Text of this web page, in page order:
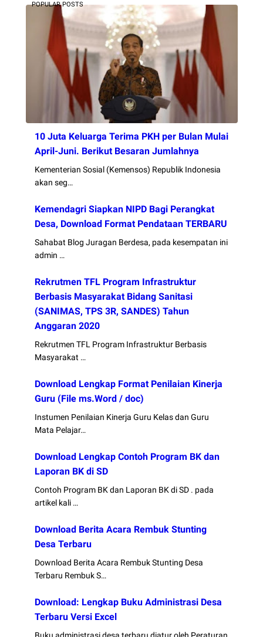
POPULAR POSTS
10 Juta Keluarga Terima PKH per Bulan Mulai
April-Juni. Berikut Besaran Jumlahnya
Kementerian Sosial (Kemensos) Republik Indonesia
akan seg…
Kemendagri Siapkan NIPD Bagi Perangkat
Desa, Download Format Pendataan TERBARU
Sahabat Blog Juragan Berdesa, pada kesempatan ini
admin …
Rekrutmen TFL Program Infrastruktur
Berbasis Masyarakat Bidang Sanitasi
(SANIMAS, TPS 3R, SANDES) Tahun
Anggaran 2020
Rekrutmen TFL Program Infrastruktur Berbasis
Masyarakat …
Download Lengkap Format Penilaian Kinerja
Guru (File ms.Word / doc)
Instumen Penilaian Kinerja Guru Kelas dan Guru
Mata Pelajar…
Download Lengkap Contoh Program BK dan
Laporan BK di SD
Contoh Program BK dan Laporan BK di SD . pada
artikel kali …
Download Berita Acara Rembuk Stunting
Desa Terbaru
Download Berita Acara Rembuk Stunting Desa
Terbaru Rembuk S…
Download: Lengkap Buku Administrasi Desa
Terbaru Versi Excel